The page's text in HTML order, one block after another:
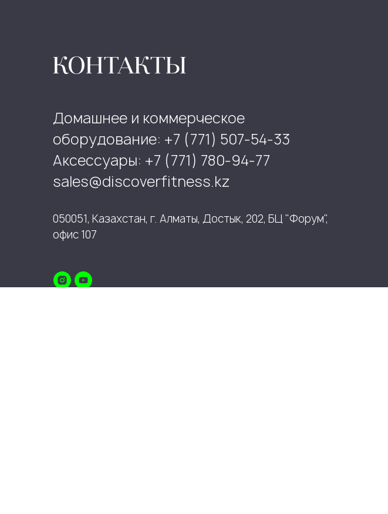
КОНТАКТЫ
Домашнее и коммерческое
оборудование: +7 (771) 507-54-33
Аксессуары: +7 (771) 780-94-77
sales@discoverfitness.kz
050051, Казахстан, г. Алматы, Достык, 202, БЦ "Форум",
офис 107